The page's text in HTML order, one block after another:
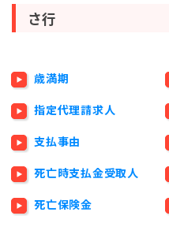
さ行
歳満期
指定代理請求人
支払事由
死亡時支払金受取人
死亡保険金